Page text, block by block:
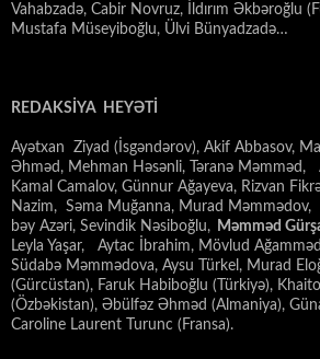
Vahabzadə, Cabir Novruz, İldırım Əkbəroğlu
Mustafa Müseyiboğlu, Ülvi Bünyadzadə…
REDAKSİYA HEYƏTİ
Ayətxan Ziyad (İsgəndərov), Akif Abbasov,
Əhməd, Mehman Həsənli, Təranə Məmməd,
Kamal Camalov, Günnur Ağayeva, Rizvan
Nazim, Səma Muğanna, Murad Məmmədov,
bəy Azəri, Sevindik Nəsiboğlu, Məmməd
Leyla Yaşar, Aytac İbrahim, Mövlud
Südabə Məmmədova, Aysu Türkel, Murad
(Gürcüstan), Faruk Habiboğlu (Türkiyə),
(Özbəkistan), Əbülfəz Əhməd (Almaniya),
Caroline Laurent Turunc (Fransa).